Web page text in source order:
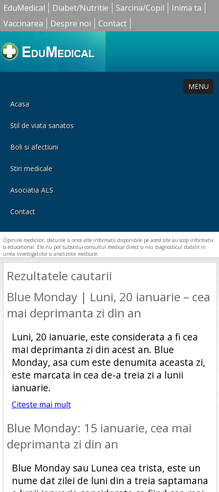
EduMedical Diabet/Nutritie Sarcina/Copil
Inima ta
Vaccinarea
Despre noi Contact
MENU
Acasa
Stil de viata sanatos
Boli si afectiuni
Stiri medicale
Asociatia ALS
Contact
Opiniile medicilor, sfaturile si orice alte informatii disponibile pe acest site au scop informativ
si educational. Ele nu pot substitui consultul medical direct si nici diagnosticul stabilit in
urma investigatiilor si analizelor medicale.
Rezultatele cautarii
Blue Monday | Luni, 20 ianuarie – cea
mai deprimanta zi din an
Luni, 20 ianuarie, este considerata a fi cea
mai deprimanta zi din acest an. Blue
Monday, asa cum este denumita aceasta zi,
este marcata in cea de-a treia zi a lunii
ianuarie.
Citeste mai mult
Blue Monday: 15 ianuarie, cea mai
deprimanta zi din an
Blue Monday sau Lunea cea trista, este un
nume dat zilei de luni din a treia saptamana